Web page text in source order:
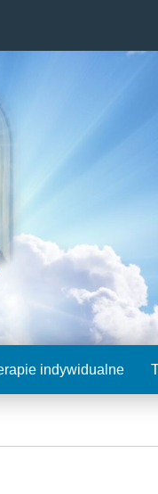
indywidualne